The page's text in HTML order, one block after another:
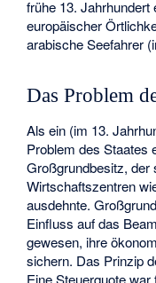
frühe 13. Jahrhundert
europäischer
arabische Seefahrer
Das Problem
Als ein (im 13.
Problem des Staates
Großgrundbesitz, der
Wirtschaftszentren
ausdehnte.
Einfluss auf das
gewesen, ihre
sichern. Das Prinzip
Eine Steuerquote